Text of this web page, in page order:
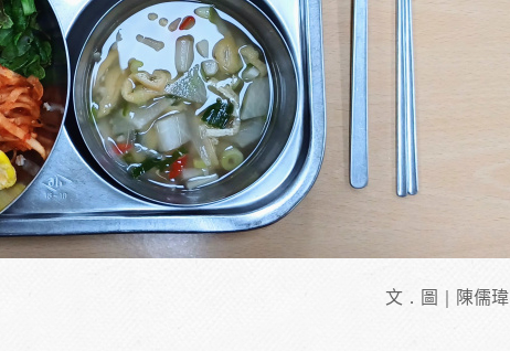
文．圖｜陳儒瑋